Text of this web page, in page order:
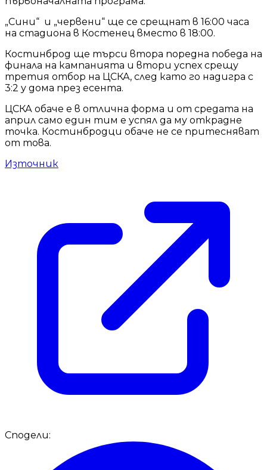
„Сини“ и „червени“ ще се срещнат в 16:00 часа
на стадиона в Костенец вместо в 18:00.
Костинброд ще търси втора поредна победа на
финала на кампанията и втори успех срещу
третия отбор на ЦСКА, след като го надигра с
3:2 у дома през есента.
ЦСКА обаче е в отлична форма и от средата на
април само един тим е успял да му открадне
точка. Костинбродци обаче не се притесняват
от това.
Източник
Сподели: